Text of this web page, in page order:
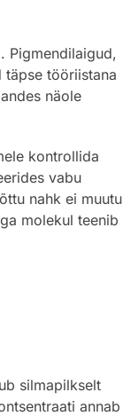
Pigmendilaigud,
täpse tööriistana
näole
kontrollida
vabu
nahk ei muutu
molekul teenib
silmapilkselt
annab